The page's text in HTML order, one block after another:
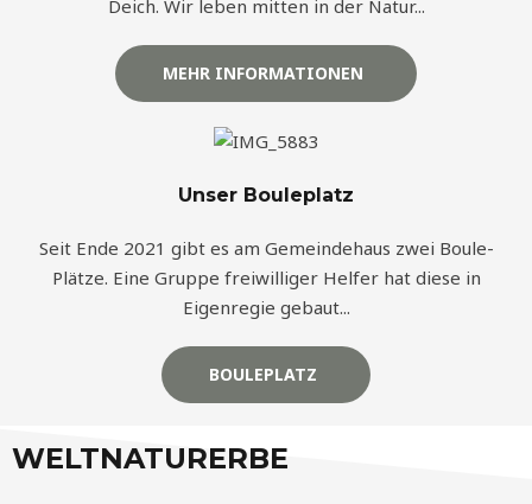
Deich. Wir leben mitten in der Natur...
MEHR INFORMATIONEN
Unser Bouleplatz
Seit Ende 2021 gibt es am Gemeindehaus zwei Boule-
Plätze. Eine Gruppe freiwilliger Helfer hat diese in
Eigenregie gebaut...
BOULEPLATZ
WELTNATURERBE